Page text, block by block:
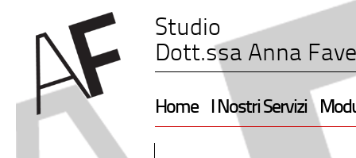
Studio
Dott.ssa Anna
Home I Nostri Servizi